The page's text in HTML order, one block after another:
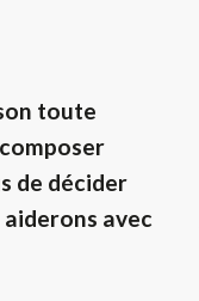
toute
de décider
avec